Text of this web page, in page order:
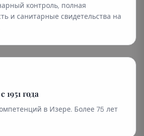
контроль, полная
и санитарные свидетельства на
1951 года
в Изере. Более 75 лет